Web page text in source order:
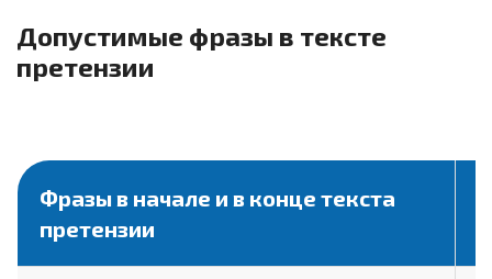
Допустимые фразы в тексте
претензии
Фразы в начале и в конце текста
претензии